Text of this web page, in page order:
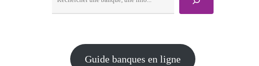
Guide banques en ligne